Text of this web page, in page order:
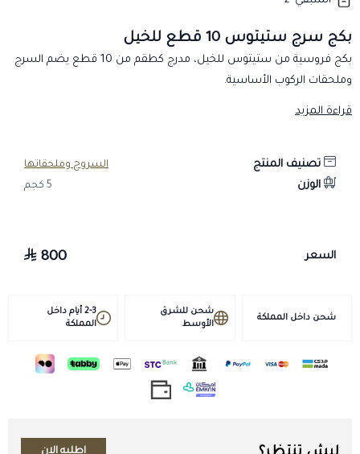
بكج سرج ستيتوس 10 قطع للخيل
بكج فروسية من ستيتوس للخيل، مدرج كطقم من 10 قطع يضم السرج
وملحقات الركوب الأساسية.
المحتويات المذكورة
حزام بطن، ركابات، وسيور ركابات.
شكيمة، بنداج، وعلايات سرج.
ملاءمة السرج واللجام والملحقات للحصان قبل الاستخدام. افحص الأحزمة
قراءة المزيد
تصنيف المنتج السروج وملحقاتها
الوزن 5 كجم
السعر 800
شحن داخل المملكة
شحن للشرق
الأوسط
2-3 أيام داخل
المملكة
اطلبه الان